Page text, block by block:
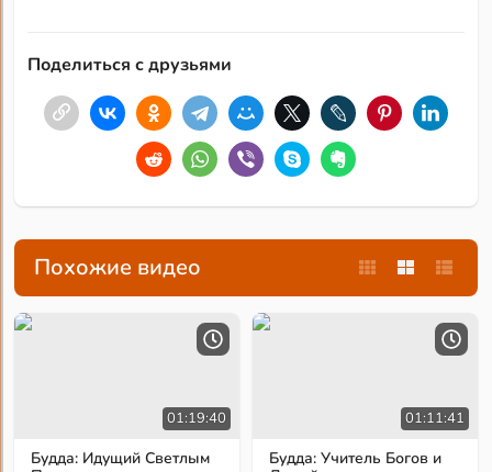
Поделиться с друзьями
Похожие видео
01:19:40
Будда: Идущий Светлым
01:11:41
Будда: Учитель Богов и